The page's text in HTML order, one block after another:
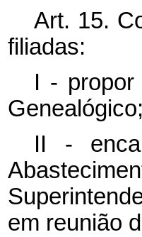
Art. 15.
filiadas:
I - propor
Genealógico;
II -
em reunião